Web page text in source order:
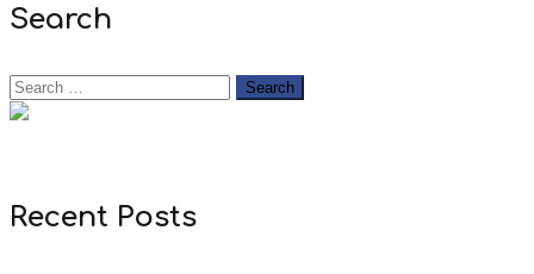
Search
Recent Posts